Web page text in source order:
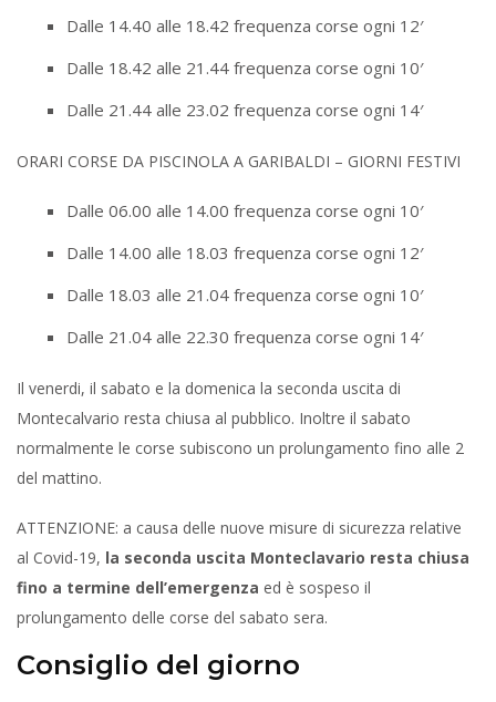
Dalle 14.40 alle 18.42 frequenza corse ogni 12′
Dalle 18.42 alle 21.44 frequenza corse ogni 10′
Dalle 21.44 alle 23.02 frequenza corse ogni 14′
ORARI CORSE DA PISCINOLA A GARIBALDI – GIORNI FESTIVI
Dalle 06.00 alle 14.00 frequenza corse ogni 10′
Dalle 14.00 alle 18.03 frequenza corse ogni 12′
Dalle 18.03 alle 21.04 frequenza corse ogni 10′
Dalle 21.04 alle 22.30 frequenza corse ogni 14′
Il venerdi, il sabato e la domenica la seconda uscita di
Montecalvario resta chiusa al pubblico. Inoltre il sabato
normalmente le corse subiscono un prolungamento fino alle 2
del mattino.
ATTENZIONE: a causa delle nuove misure di sicurezza relative
al Covid-19, la seconda uscita Monteclavario resta chiusa
fino a termine dell’emergenza ed è sospeso il
prolungamento delle corse del sabato sera.
Consiglio del giorno